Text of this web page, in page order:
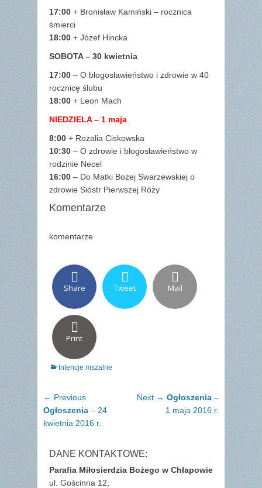
17:00 + Bronisław Kamiński – rocznica
śmierci
18:00 + Józef Hincka
SOBOTA – 30 kwietnia
17:00 – O błogosławieństwo i zdrowie w 40
rocznicę ślubu
18:00 + Leon Mach
NIEDZIELA – 1 maja
8:00 + Rozalia Ciskowska
10:30 – O zdrowie i błogosławieństwo w
rodzinie Necel
16:00 – Do Matki Bożej Swarzewskiej o
zdrowie Sióstr Pierwszej Róży
Komentarze
komentarze
Share Tweet Mail
Print
Categories
Intencje mszalne
Nawigacja
wpisu
← PreviousPrevious
post:
Ogłoszenia – 24
kwietnia 2016 r.
Next → Next
post:
Ogłoszenia –
1 maja 2016 r.
DANE KONTAKTOWE:
Parafia Miłosierdzia Bożego w Chłapowie
ul. Gościnna 12,